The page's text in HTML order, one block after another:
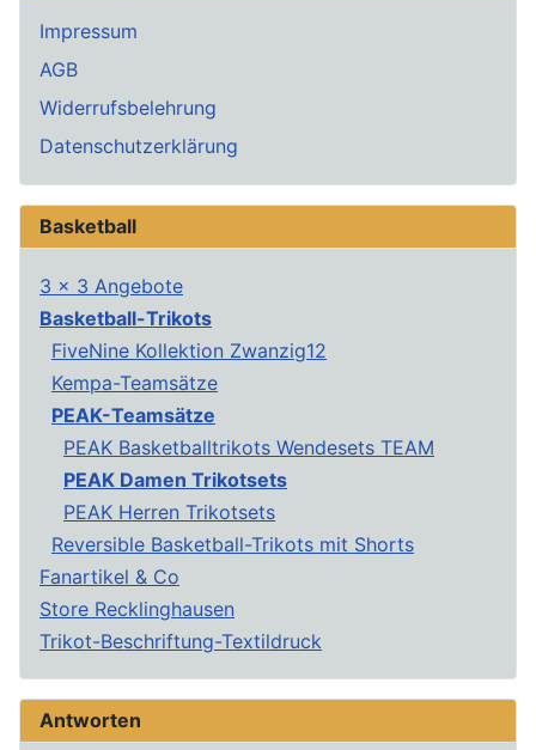
Impressum
AGB
Widerrufsbelehrung
Datenschutzerklärung
Basketball
3 x 3 Angebote
Basketball-Trikots
FiveNine Kollektion Zwanzig12
Kempa-Teamsätze
PEAK-Teamsätze
PEAK Basketballtrikots Wendesets TEAM
PEAK Damen Trikotsets
PEAK Herren Trikotsets
Reversible Basketball-Trikots mit Shorts
Fanartikel & Co
Store Recklinghausen
Trikot-Beschriftung-Textildruck
Antworten